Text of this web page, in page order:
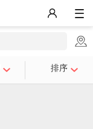
排序